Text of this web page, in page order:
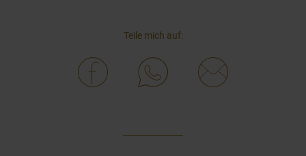
Teile mich auf: